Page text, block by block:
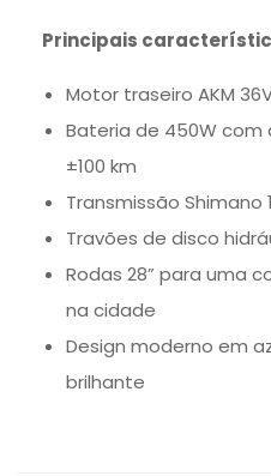
Principais
Motor traseiro AKM
Bateria de 450W
±100 km
Transmissão Shimano
Travões de disco
Rodas 28” para uma
na cidade
Design moderno em
brilhante